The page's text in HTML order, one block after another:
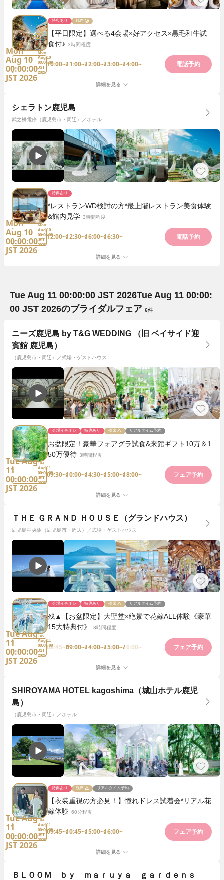
特典あり 残席
【平日限定】選べる4会場×好アクセス×黒毛和牛試
食付♪ 3時間程度
Mon
Aug 10
00:00:00
JST 2026
Mon
Aug 10
00:00:00
JST
2026
10:00~11:00~12:00~13:00~14:00~ 電話予約
詳細を見る
シェラトン鹿児島
武之橋電停（鹿児島市・周辺）／ホテル
特典あり
*レストランWD検討の方*最上階レストラン美食体験
&館内見学 3時間程度
Mon
Aug 10
00:00:00
JST 2026
Mon
Aug 10
00:00:00
JST
2026
12:00~12:30~16:00~16:30~ 電話予約
詳細を見る
Tue Aug 11 00:00:00 JST 2026Tue Aug 11 00:00:
00 JST 2026のブライダルフェア 6件
ニーズ鹿児島 by T&G WEDDING （旧 ベイサイド迎
賓館 鹿児島）
（鹿児島市・周辺）／式場・ゲストハウス
会場イチオシ 特典あり 残席 リアルタイム予約
お盆限定！豪華フォアグラ試食&来館ギフト10万＆1
50万優待 3時間程度
Tue Aug
11
00:00:00
JST 2026
Tue
Aug 11
00:00:00
JST
2026
09:30~10:00~14:30~15:00~18:00~ フェア予約
詳細を見る
ＴＨＥ ＧＲＡＮＤ ＨＯＵＳＥ（グランドハウス）
鹿児島中央駅（鹿児島市・周辺）／式場・ゲストハウス
会場イチオシ 特典あり 残席 リアルタイム予約
残▲【お盆限定】大聖堂×絶景で花嫁ALL体験《豪華
15大特典付》
3時間程度
Tue Aug
11
00:00:00
JST 2026
Tue
Aug 11
00:00:00
JST
2026
08:45~09:00~14:00~15:00~16:00~ フェア予約
詳細を見る
SHIROYAMA HOTEL kagoshima（城山ホテル鹿児
島）
（鹿児島市・周辺）／ホテル
特典あり 残席 リアルタイム予約
【衣装重視の方必見！】憧れドレス試着会*リアル花
嫁体験 60分程度
Tue Aug
11
00:00:00
JST 2026
Tue
Aug 11
00:00:00
JST
2026
09:45~10:45~15:00~16:00~ フェア予約
詳細を見る
ＢＬＯＯＭ ｂｙ ｍａｒｕｙａ ｇａｒｄｅｎｓ